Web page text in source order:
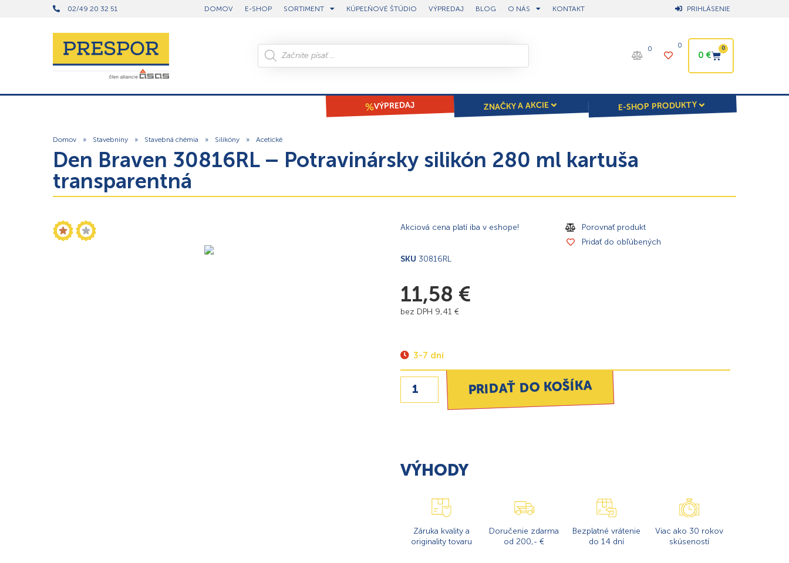
02/49 20 32 51 DOMOV E-SHOP SORTIMENT KÚPEĽŇOVÉ ŠTÚDIO VÝPREDAJ BLOG O NÁS KONTAKT PRIHLÁSENIE
0 0
0€
0
VÝPREDAJ ZNAČKY A AKCIE E-SHOP PRODUKTY
Domov » Stavebniny » Stavebná chémia » Silikóny » Acetické
Den Braven 30816RL – Potravinársky silikón 280 ml kartuša
transparentná
Akciová cena platí iba v eshope!
SKU 30816RL
Porovnať produkt
Pridať do obľúbených
11,58 €
bez DPH 9,41 €
3-7 dní
PRIDAŤ DO KOŠÍKA
VÝHODY
Záruka kvality a
originality tovaru
Doručenie zdarma
od 200,- €
Bezplatné vrátenie
do 14 dní
Viac ako 30 rokov
skúseností